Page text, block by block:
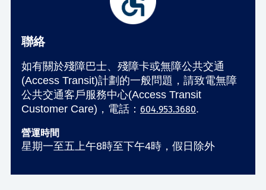
聯絡
如有關於殘障巴士、殘障卡或無障公共交通
(Access Transit)計劃的一般問題，請致電無障
公共交通客戶服務中心(Access Transit
Customer Care)，電話： 604.953.3680.
營運時間
星期一至五上午8時至下午4時，假日除外